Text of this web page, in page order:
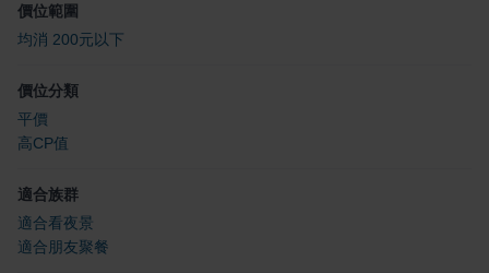
價位範圍
均消 200元以下
價位分類
平價
高CP值
適合族群
適合看夜景
適合朋友聚餐